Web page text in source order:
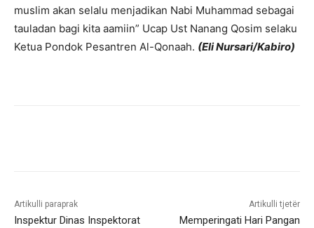
muslim akan selalu menjadikan Nabi Muhammad sebagai
tauladan bagi kita aamiin” Ucap Ust Nanang Qosim selaku
Ketua Pondok Pesantren Al-Qonaah. (Eli Nursari/Kabiro)
Artikulli paraprak
Inspektur Dinas Inspektorat
Artikulli tjetër
Memperingati Hari Pangan